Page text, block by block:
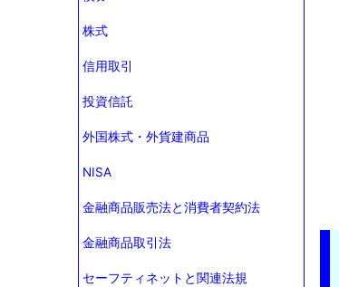
株式
信用取引
投資信託
外国株式・外貨建商品
NISA
金融商品販売法と消費者契約法
金融商品取引法
セーフティネットと関連法規